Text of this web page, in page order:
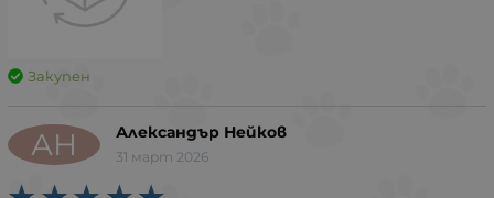
Закупен
АН Александър Нейков
31 март 2026